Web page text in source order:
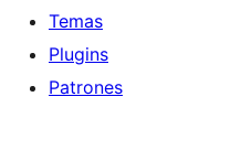
Temas
Plugins
Patrones